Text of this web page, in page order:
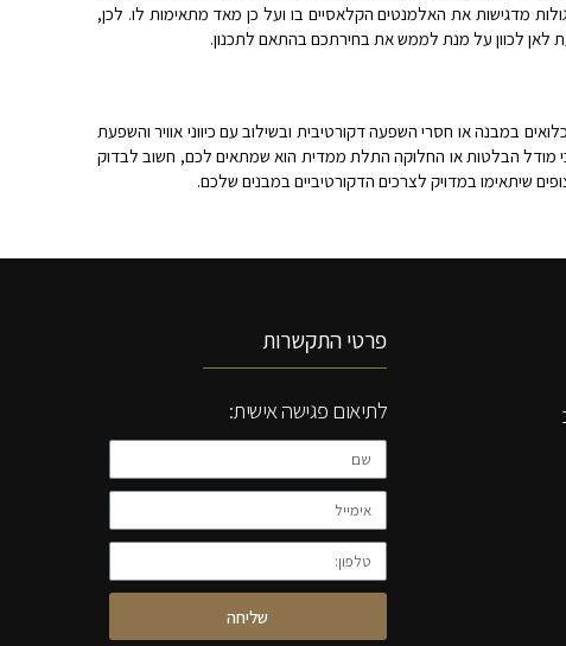
מדגישות את האלמנטים הקלאסיים בו ועל כן מאד מתאימות לו. לכן,
לאן לכוון על מנת לממש את בחירתכם בהתאם לתכנון.
במבנה או חסרי השפעה דקורטיבית ובשילוב עם כיווני אוויר והשפעת
מודל הבלטות או החלוקה התלת ממדית הוא שמתאים לכם, חשוב לבדוק
שיתאימו במדויק לצרכים הדקורטיביים במבנים שלכם.
פרטי התקשרות
לתיאום פגישה אישית:
שליחה